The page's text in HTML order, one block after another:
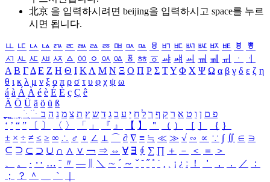
北京 을 입력하시려면 beijing을 입력하시고 space를 누르
시면 됩니다.
ㅥ ㅦ ㅧ ㅨ ㅩ ㅪ ㅫ ㅬ ㅭ ㅮ ㅯ ㅰ ㅱ ㅲ ㅳ ㅴ ㅵ ㅶ ㅷ ㅸ
ㅹ
ㅺ ㅻ ㅼ ㅽ ㅾ ㅿ ㆀ ㆁ ㆂ ㆃ ㆄ ㆅ ㆆ ㆇ ㆈ ㆉ ㆊ ㆋ ㆌ ㆍ
ㆎ
Α Β ΓΔ Ε Ζ Η Θ Ι ΚΛ Μ Ν Ξ Ο Π Ρ Σ ΤΥ Φ Χ Ψ Ω α β γ δ ε ζ η
θ ι κ λ μ ν ξ ο π ρ σ τ υ φ χ ψ ω
á à Á À é è É È ç Ç ê
Ä Ö Ü ä ö ü ß
ִֶֹ ֻּ ׁׂ פ ם ן ו ט א ר ק ף ך ל ח י ע כ ג ד ש ץ ת צ מ נ ה ב
‘ ’ “ ” 〔 〕 〈 〉 「 」 『 』 【 】 ＂ （ ） ［ ］ ｛ ｝
± × ÷ ≠ ≤ ≥ ∞ ∴ ♂ ♀ ∠ ⊥ ⌒ ∂ ∇ ≡ ≒ ≪ ≫ √ ∽ ∝ ∵ ∫ ∬ ∈ ∋
⊆ ⊇ ⊂ ⊃ ∪ ∩ ∧ ∨ ￢ ⇒ ⇔ ∀ ∃ ∮ ∑ ∏ ＋ － ＜ ＝
＞
、
。 · ‥ … ¨ 〃 ― ＼ ∼ ´ ～ ˇ ˘ ˝ ˚ ˙ ¸ ¡ ¿ ː ！ ＇ ， ． ／
：
；
？ ＾ ｀